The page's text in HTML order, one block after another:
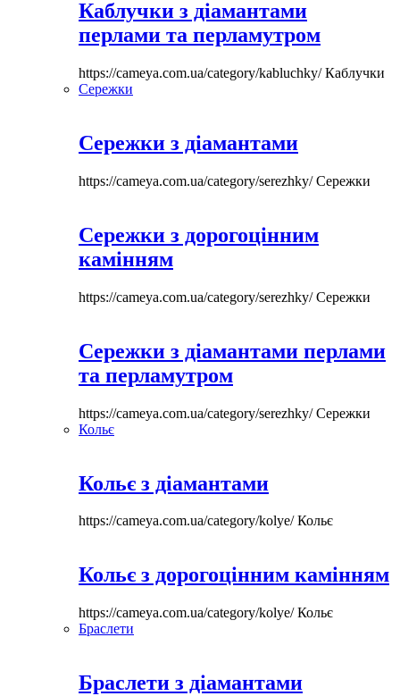
Каблучки з діамантами
перлами та перламутром
https://cameya.com.ua/category/kabluchky/Каблучки
Сережки
Сережки з діамантами
https://cameya.com.ua/category/serezhky/Сережки
Сережки з дорогоцінним
камінням
https://cameya.com.ua/category/serezhky/Сережки
Сережки з діамантами перлами
та перламутром
https://cameya.com.ua/category/serezhky/Сережки
Кольє
Кольє з діамантами
https://cameya.com.ua/category/kolye/Кольє
Кольє з дорогоцінним камінням
https://cameya.com.ua/category/kolye/Кольє
Браслети
Браслети з діамантами